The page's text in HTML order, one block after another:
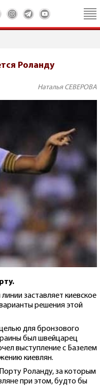
Роланду
Наталья СЕВЕРОВА
заставляет киевское
решения этой
для бронзового
был швейцарец
выступление с Базелем
киевлян.
Роланду, за которым
при этом, будто бы